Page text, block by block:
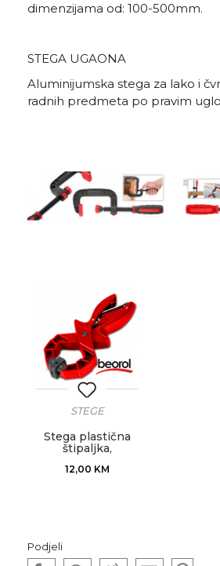
dimenzijama od: 100-500mm.
STEGA UGAONA
Aluminijumska stega za lako i
radnih predmeta po pravim
STEGE
Stega plastična
štipaljka,
50mm
12,00 KM
Podjeli